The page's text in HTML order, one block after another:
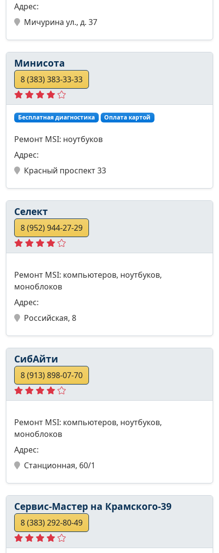
Адрес:
Мичурина ул., д. 37
Минисота
8 (383) 383-33-33
Бесплатная диагностика Оплата картой
Ремонт MSI: ноутбуков
Адрес:
Красный проспект 33
Селект
8 (952) 944-27-29
Ремонт MSI: компьютеров, ноутбуков,
моноблоков
Адрес:
Российская, 8
СибАйти
8 (913) 898-07-70
Ремонт MSI: компьютеров, ноутбуков,
моноблоков
Адрес:
Станционная, 60/1
Сервис-Мастер на Крамского-39
8 (383) 292-80-49